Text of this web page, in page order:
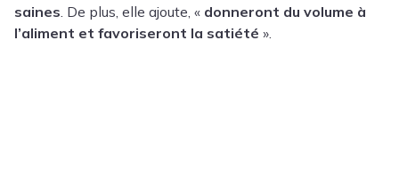
saines . De plus, elle ajoute, « donneront du volume à
l’aliment et favoriseront la satiété ».